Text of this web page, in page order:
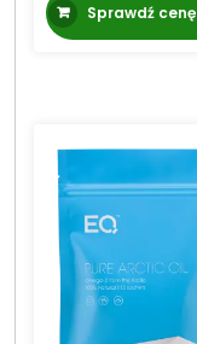
Sprawdź cenę